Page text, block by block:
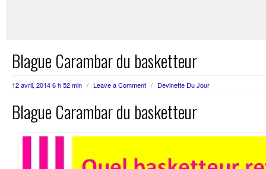
Blague Carambar du basketteur
12 avril, 2014 6 h 52 min / Leave a Comment / Devinette Du Jour
Blague Carambar du basketteur